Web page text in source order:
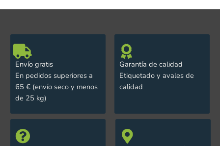
Envío gratis
En pedidos superiores a
65 € (envío seco y menos
de 25 kg)
Garantía de calidad
Etiquetado y avales de
calidad